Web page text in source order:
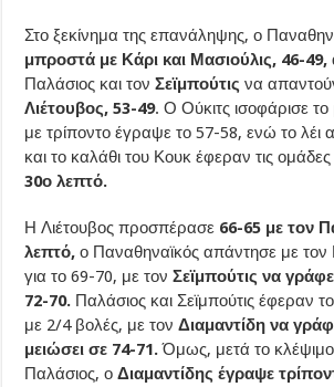
Στο ξεκίνημα της επανάληψης, ο
μπροστά με Κάρι και Μασιούλις, 46-49,
Παλάσιος και τονΣεϊμπούτιςνα
Λιέτουβος, 53-49. Ο Ούκιτς ισοφάρισε
με τρίποντο έγραψε το 57-58, ενώ το λέι
και το καλάθι του Κουκ έφεραν τις ομάδες
30ο λεπτό.
Η Λιέτουβος προσπέρασε 66-65 με τον
λεπτό, ο Παναθηναϊκός απάντησε με
για το 69-70, με τον Σεϊμπούτις να
72-70. Παλάσιος και Σεϊμπούτις έφεραν
με 2/4 βολές, με τον Διαμαντίδη να
μειώσει σε 74-71.Όμως, μετά το
Παλάσιος, οΔιαμαντίδης έγραψε